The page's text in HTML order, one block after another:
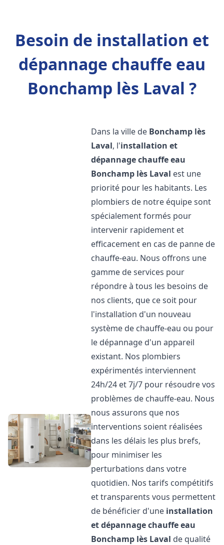
Besoin de installation et
dépannage chauffe eau
Bonchamp lès Laval ?
Dans la ville de Bonchamp lès
Laval, l'installation et
dépannage chauffe eau
Bonchamp lès Laval est une
priorité pour les habitants. Les
plombiers de notre équipe sont
spécialement formés pour
intervenir rapidement et
efficacement en cas de panne de
chauffe-eau. Nous offrons une
gamme de services pour
répondre à tous les besoins de
nos clients, que ce soit pour
l'installation d'un nouveau
système de chauffe-eau ou pour
le dépannage d'un appareil
existant. Nos plombiers
expérimentés interviennent
24h/24 et 7j/7 pour résoudre vos
problèmes de chauffe-eau. Nous
nous assurons que nos
interventions soient réalisées
dans les délais les plus brefs,
pour minimiser les
perturbations dans votre
quotidien. Nos tarifs compétitifs
et transparents vous permettent
de bénéficier d'une installation
et dépannage chauffe eau
Bonchamp lès Laval de qualité